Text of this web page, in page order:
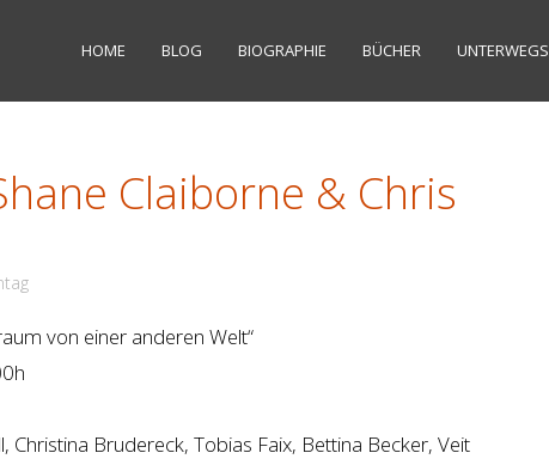
HOME BLOG BIOGRAPHIE BÜCHER UNTERWEGS
Claiborne & Chris
von einer anderen Welt“
Christina Brudereck, Tobias Faix, Bettina Becker, Veit